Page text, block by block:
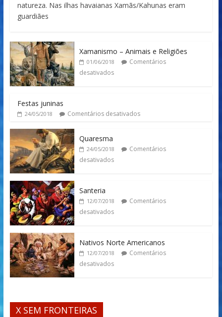
natureza. Nas ilhas havaianas Xamãs/Kahunas eram
guardiães
Xamanismo – Animais e Religiões
01/06/2018
Comentários
desativados
Festas juninas
24/05/2018 Comentários desativados
Quaresma
24/05/2018
Comentários
desativados
Santeria
12/07/2018
Comentários
desativados
Nativos Norte Americanos
12/07/2018
Comentários
desativados
X SEM FRONTEIRAS